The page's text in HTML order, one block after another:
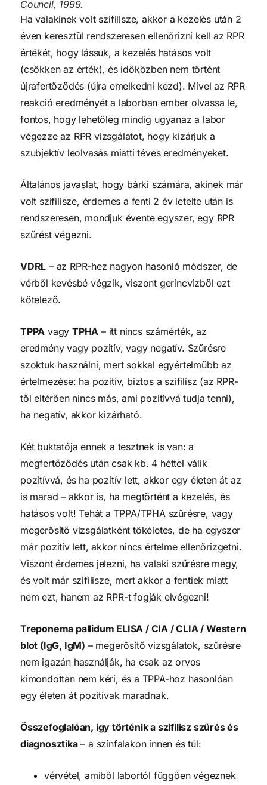
Council, 1999.
Ha valakinek volt szifilisze, akkor a kezelés után 2
éven keresztül rendszeresen ellenőrizni kell az RPR
értékét, hogy lássuk, a kezelés hatásos volt
(csökken az érték), és időközben nem történt
újrafertőződés (újra emelkedni kezd). Mivel az RPR
reakció eredményét a laborban ember olvassa le,
fontos, hogy lehetőleg mindig ugyanaz a labor
végezze az RPR vizsgálatot, hogy kizárjuk a
szubjektív leolvasás miatti téves eredményeket.
Általános javaslat, hogy bárki számára, akinek már
volt szifilisze, érdemes a fenti 2 év letelte után is
rendszeresen, mondjuk évente egyszer, egy RPR
szűrést végezni.
VDRL – az RPR-hez nagyon hasonló módszer, de
vérből kevésbé végzik, viszont gerincvízből ezt
kötelező.
TPPA vagyTPHA – itt nincs számérték, az
eredmény vagy pozitív, vagy negatív. Szűrésre
szoktuk használni, mert sokkal egyértelműbb az
értelmezése: ha pozitív, biztos a szifilisz (az RPR-
től eltérően nincs más, ami pozitívvá tudja tenni),
ha negatív, akkor kizárható.
Két buktatója ennek a tesztnek is van: a
megfertőződés után csak kb. 4 héttel válik
pozitívvá, és ha pozitív lett, akkor egy életen át az
is marad – akkor is, ha megtörtént a kezelés, és
hatásos volt! Tehát a TPPA/TPHA szűrésre, vagy
megerősítő vizsgálatként tökéletes, de ha egyszer
már pozitív lett, akkor nincs értelme ellenőrizgetni.
Viszont érdemes jelezni, ha valaki szűrésre megy,
és volt már szifilisze, mert akkor a fentiek miatt
nem ezt, hanem az RPR-t fogják elvégezni!
Treponema pallidum ELISA / CIA / CLIA / Western
blot (IgG, IgM) – megerősítő vizsgálatok, szűrésre
nem igazán használják, ha csak az orvos
kimondottan nem kéri, és a TPPA-hoz hasonlóan
egy életen át pozitívak maradnak.
Összefoglalóan, így történik a szifilisz szűrés és
diagnosztika– a színfalakon innen és túl:
vérvétel, amiből labortól függően végeznek